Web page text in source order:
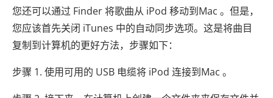
您还可以通过 Finder 将歌曲从 iPod 移动到Mac 。但是，
您应该首先关闭 iTunes 中的自动同步选项。这是将曲目
复制到计算机的更好方法，步骤如下：
步骤 1. 使用可用的 USB 电缆将 iPod 连接到Mac 。